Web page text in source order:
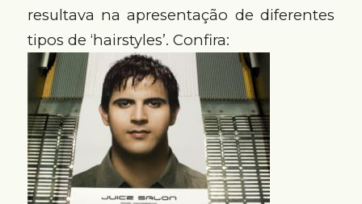
resultava na apresentação de diferentes
tipos de ‘hairstyles’. Confira: